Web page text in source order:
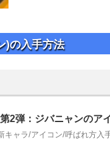
)の入手方法
2弾：ジバニャンのア
キャラ/アイコン/呼ばれ方入